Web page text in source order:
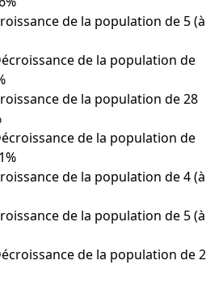
de la population de 5 (à
de la population de
de la population de 28
de la population de
de la population de 4 (à
de la population de 5 (à
de la population de 2